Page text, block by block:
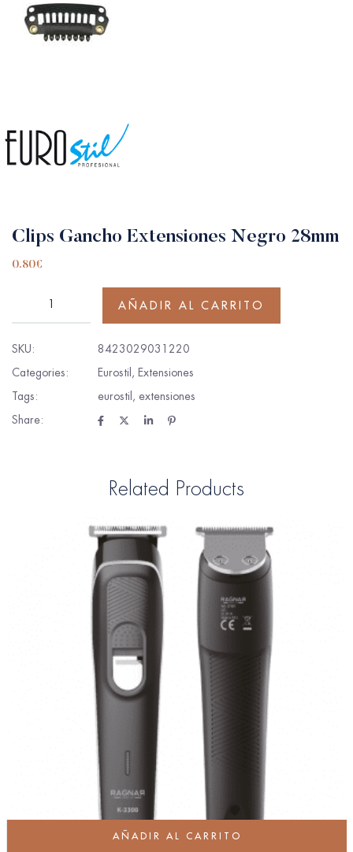
Clips Gancho Extensiones Negro 28mm
0.80€
AÑADIR AL CARRITO
SKU:
8423029031220
Categories:
Eurostil , Extensiones
Tags:
eurostil , extensiones
Share:
Related Products
AÑADIR AL CARRITO